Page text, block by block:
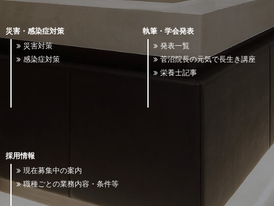
災害・感染症対策
災害対策
感染症対策
執筆・学会発表
発表一覧
菅沼院長の元気で長生き講座
栄養士記事
採用情報
現在募集中の案内
職種ごとの業務内容・条件等